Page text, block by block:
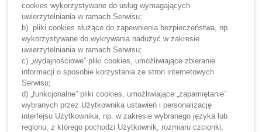
cookies wykorzystywane do usług wymagających
uwierzytelniania w ramach Serwisu;
b) pliki cookies służące do zapewnienia bezpieczeństwa, np.
wykorzystywane do wykrywania nadużyć w zakresie
uwierzytelniania w ramach Serwisu;
c) „wydajnościowe” pliki cookies, umożliwiające zbieranie
informacji o sposobie korzystania ze stron internetowych
Serwisu;
d) „funkcjonalne” pliki cookies, umożliwiające „zapamiętanie”
wybranych przez Użytkownika ustawień i personalizację
interfejsu Użytkownika, np. w zakresie wybranego języka lub
regionu, z którego pochodzi Użytkownik, rozmiaru czcionki,